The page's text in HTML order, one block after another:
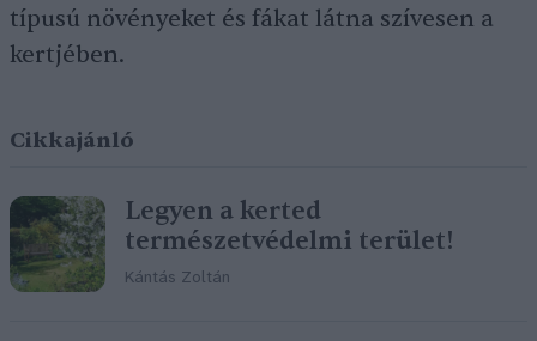
típusú növényeket és fákat látna szívesen a
kertjében.
Cikkajánló
Legyen a kerted
természetvédelmi terület!
Kántás Zoltán